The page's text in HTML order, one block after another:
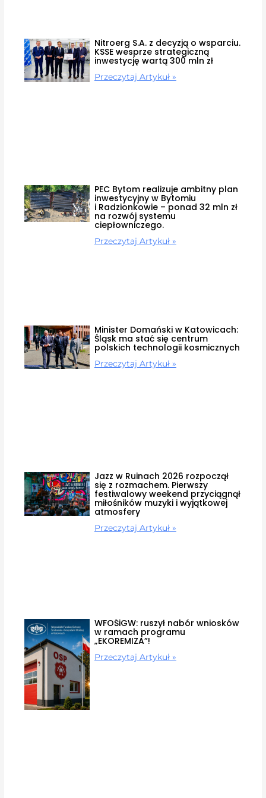
Nitroerg S.A. z decyzją o wsparciu.
KSSE wesprze strategiczną
inwestycję wartą 300 mln zł
Przeczytaj Artykuł »
PEC Bytom realizuje ambitny plan
inwestycyjny w Bytomiu
i Radzionkowie – ponad 32 mln zł
na rozwój systemu
ciepłowniczego.
Przeczytaj Artykuł »
Minister Domański w Katowicach:
Śląsk ma stać się centrum
polskich technologii kosmicznych
Przeczytaj Artykuł »
Jazz w Ruinach 2026 rozpoczął
się z rozmachem. Pierwszy
festiwalowy weekend przyciągnął
miłośników muzyki i wyjątkowej
atmosfery
Przeczytaj Artykuł »
WFOŚiGW: ruszył nabór wniosków
w ramach programu
„EKOREMIZA”!
Przeczytaj Artykuł »